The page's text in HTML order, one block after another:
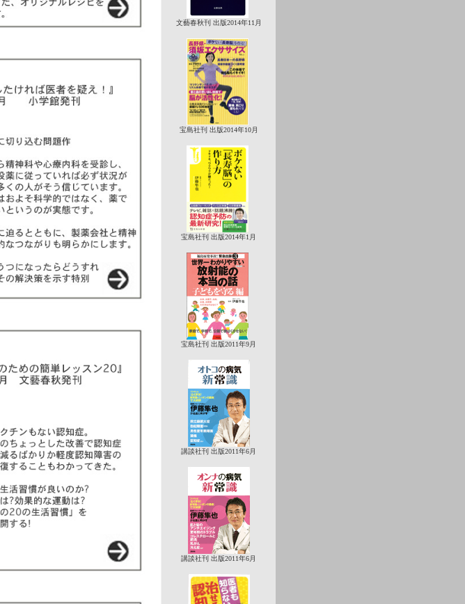
文藝春秋刊 出版2014年11月
宝島社刊 出版2014年10月
宝島社刊 出版2014年1月
宝島社刊 出版2011年9月
講談社刊 出版2011年6月
講談社刊 出版2011年6月